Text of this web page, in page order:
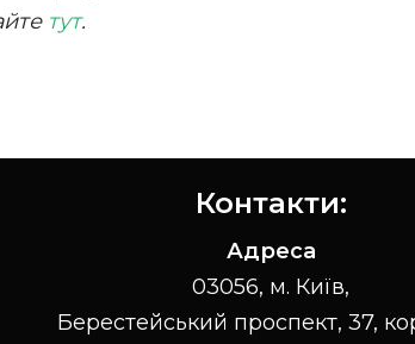
тут.
Контакти:
Адреса
03056, м. Київ,
Берестейський проспект, 37,